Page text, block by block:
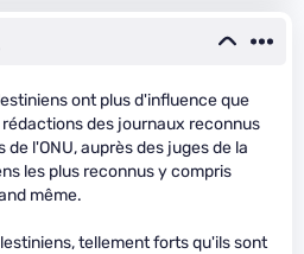
ont plus d'influence que
rédactions des journaux reconnus
l'ONU, auprès des juges de la
les plus reconnus y compris
même.
tellement forts qu'ils sont